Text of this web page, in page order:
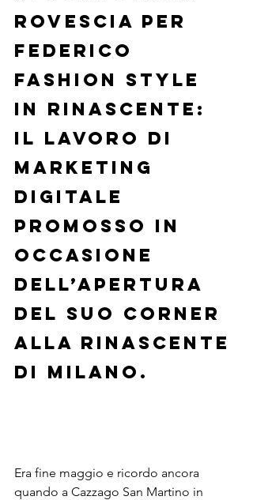
rovescia per
Federico
Fashion Style
in Rinascente:
il lavoro di
marketing
digitale
promosso in
occasione
dell’apertura
del suo Corner
alla Rinascente
di Milano.
Era fine maggio e ricordo ancora
quando a Cazzago San Martino in